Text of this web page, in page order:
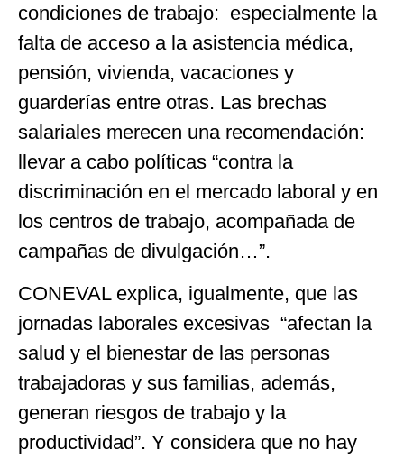
condiciones de trabajo: especialmente la
falta de acceso a la asistencia médica,
pensión, vivienda, vacaciones y
guarderías entre otras. Las brechas
salariales merecen una recomendación:
llevar a cabo políticas “contra la
discriminación en el mercado laboral y en
los centros de trabajo, acompañada de
campañas de divulgación…”.
CONEVAL explica, igualmente, que las
jornadas laborales excesivas “afectan la
salud y el bienestar de las personas
trabajadoras y sus familias, además,
generan riesgos de trabajo y la
productividad”. Y considera que no hay